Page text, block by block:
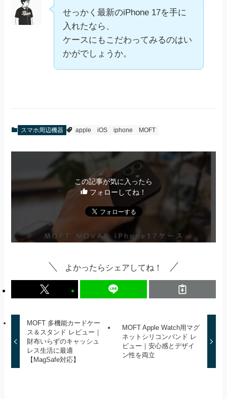
せっかく最新のiPhone 17を手に
入れたなら、
ケースにもこだわってみるのはい
かがでしょうか。
スマホ周辺機器 apple iOS iphone MOFT
この記事が気に入ったら
フォローしてね！
よかったらシェアしてね！
MOFT 多機能カードケー
ス＆スタンド レビュー｜
財布いらずのキャッシュ
レス生活に最適
【MagSafe対応】
MOFT Apple Watch用マグ
ネットシリコンバンド レ
ビュー｜安心感とデザイ
ン性を両立